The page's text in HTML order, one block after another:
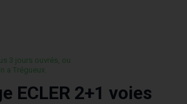
3 jours ouvrés, ou
a Trégueux.
ECLER 2+1 voies